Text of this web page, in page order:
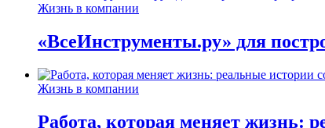
Жизнь в компании
«ВсеИнструменты.ру» для
Жизнь в компании
Работа, которая меняет жизнь: